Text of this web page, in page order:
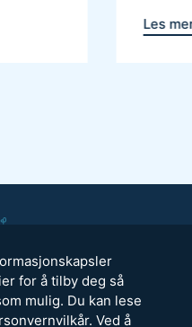
Les
for å tilby deg så
mulig. Du kan lese
. Ved å